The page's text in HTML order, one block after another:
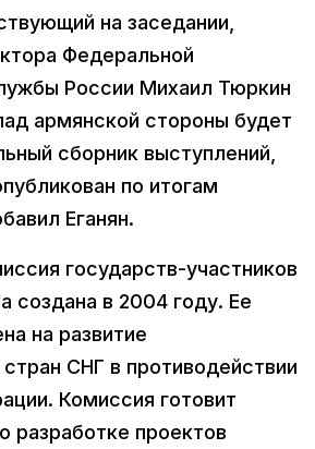
на заседании,
Федеральной
России Михаил Тюркин
армянской стороны будет
сборник выступлений,
по итогам
Еганян.
государств-участников
создана в 2004 году. Ее
на развитие
СНГ в противодействии
Комиссия готовит
разработке проектов